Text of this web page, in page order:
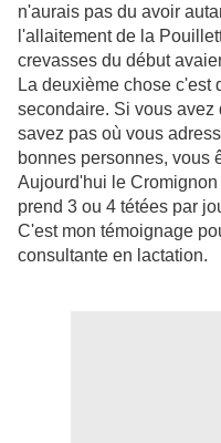
n'aurais pas du avoir
l'allaitement de la
crevasses du début
La deuxième chose c'est
secondaire. Si vous
savez pas où vous
bonnes personnes, vous
Aujourd'hui le
prend 3 ou 4 tétées par
C'est mon témoignage
consultante en lactation.